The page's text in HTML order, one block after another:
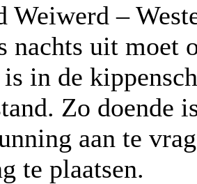
Weiwerd –
nachts uit
in de
Zo doende
aan te
te plaatsen.